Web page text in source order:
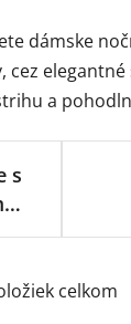
dámske
cez
a
s
celkom